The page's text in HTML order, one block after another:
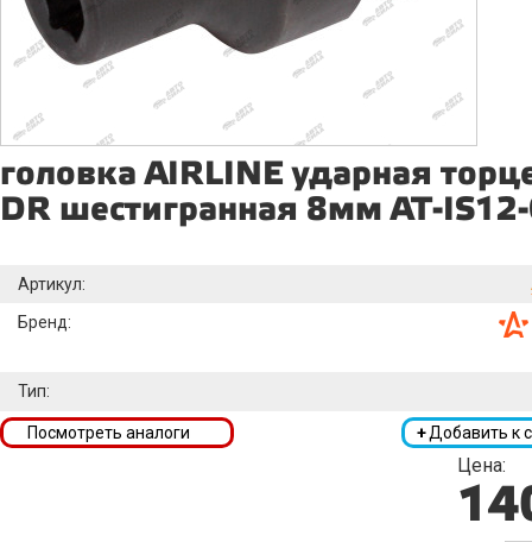
головка AIRLINE ударная
DR шестигранная 8мм AT-
Артикул:
Бренд:
Тип:
+Добавить к
Посмотреть аналоги
Цена: